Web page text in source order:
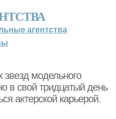
агентства
модельного
в свой тридцатый день
актерской карьерой.